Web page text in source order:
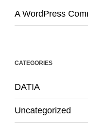
A WordPress
CATEGORIES
DATIA
Uncategorized